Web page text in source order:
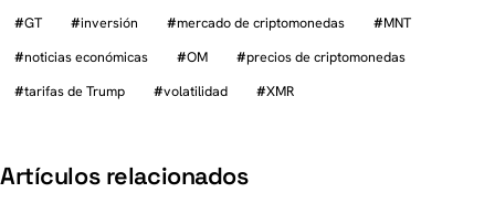
#GT #inversión #mercado de criptomonedas #MNT
#noticias económicas #OM #precios de criptomonedas
#tarifas de Trump #volatilidad #XMR
Artículos relacionados